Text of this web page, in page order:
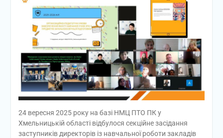
24 вересня 2025 року на базі НМЦ ПТО ПК у
Хмельницькій області відбулося секційне засідання
заступників директорів із навчальної роботи закладів